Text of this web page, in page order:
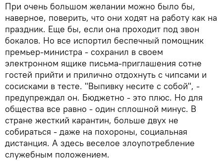
При очень большом желании можно было бы,
наверное, поверить, что они ходят на работу как на
праздник. Еще бы, если она проходит под звон
бокалов. Но все испортил беспечный помощник
премьер-министра - сохранил в своем
электронном ящике письма-приглашения сотне
гостей прийти и прилично отдохнуть с чипсами и
сосисками в тесте. "Выпивку несите с собой", -
предупреждал он. Бюджетно - это плюс. Но для
общества все равно - один сплошной минус. В
стране жесткий карантин, больше двух не
собираться - даже на похороны, социальная
дистанция. А здесь веселое злоупотребление
служебным положением.